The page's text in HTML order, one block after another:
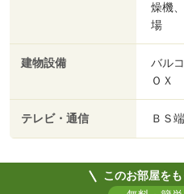
燥機
場
建物設備
バル
ＯＸ
テレビ・通信 ＢＳ
このお部屋を